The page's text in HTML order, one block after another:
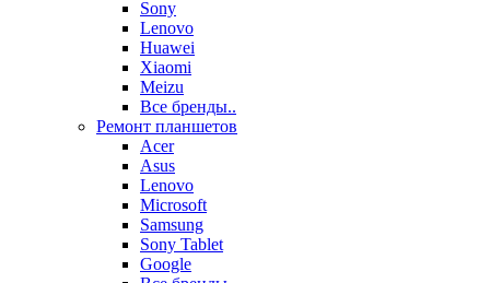
Sony
Lenovo
Huawei
Xiaomi
Meizu
Все бренды..
Ремонт планшетов
Acer
Asus
Lenovo
Microsoft
Samsung
Sony Tablet
Google